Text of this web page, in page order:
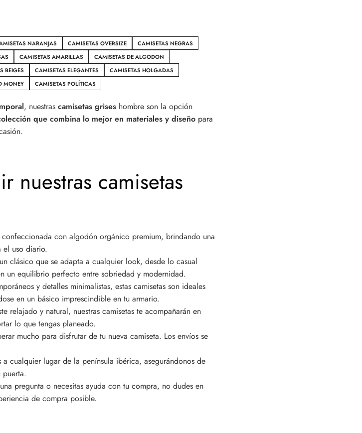
NARANJAS CAMISETAS OVERSIZE
CAMISETAS NEGRAS
CAMISETAS AMARILLAS
CAMISETAS DE ALGODON
BEIGES CAMISETAS ELEGANTES
CAMISETAS HOLGADAS
MONEY
CAMISETAS POLÍTICAS
, nuestras camisetas grises hombre son la opción
que combina lo mejor en materiales y diseño para
nuestras camisetas
confeccionada con algodón orgánico premium, brindando una
el uso diario.
clásico que se adapta a cualquier look, desde lo casual
un equilibrio perfecto entre sobriedad y modernidad.
y detalles minimalistas, estas camisetas son ideales
en un básico imprescindible en tu armario.
relajado y natural, nuestras camisetas te acompañarán en
lo que tengas planeado.
mucho para disfrutar de tu nueva camiseta. Los envíos se
a cualquier lugar de la península ibérica, asegurándonos de
puerta.
pregunta o necesitas ayuda con tu compra, no dudes en
de compra posible.